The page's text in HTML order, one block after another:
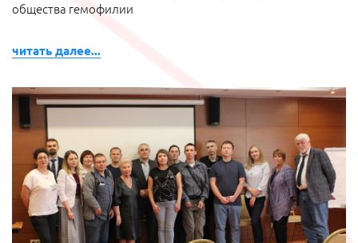
общества гемофилии
читать далее...